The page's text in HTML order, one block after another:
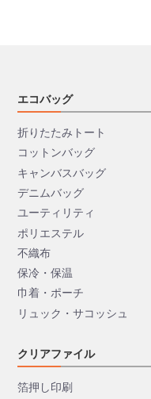
エコバッグ
折りたたみトート
コットンバッグ
キャンバスバッグ
デニムバッグ
ユーティリティ
ポリエステル
不織布
保冷・保温
巾着・ポーチ
リュック・サコッシュ
クリアファイル
箔押し印刷